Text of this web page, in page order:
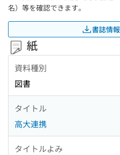
名）等を確認できます。
書誌情
紙
資料種別
図書
タイトル
高大連携
タイトルよみ